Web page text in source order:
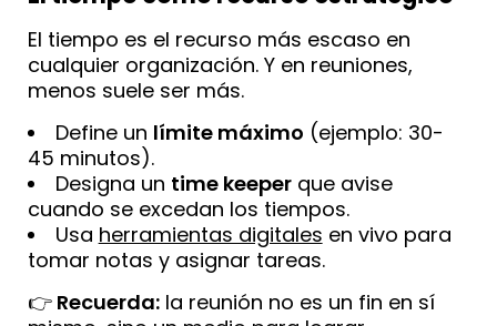
El tiempo es el recurso más escaso en
cualquier organización. Y en reuniones,
menos suele ser más.
Define un límite máximo (ejemplo: 30-
45 minutos).
Designa un time keeperque avise
cuando se excedan los tiempos.
Usa herramientas digitales en vivo para
tomar notas y asignar tareas.
👉Recuerda:la reunión no es un fin en sí